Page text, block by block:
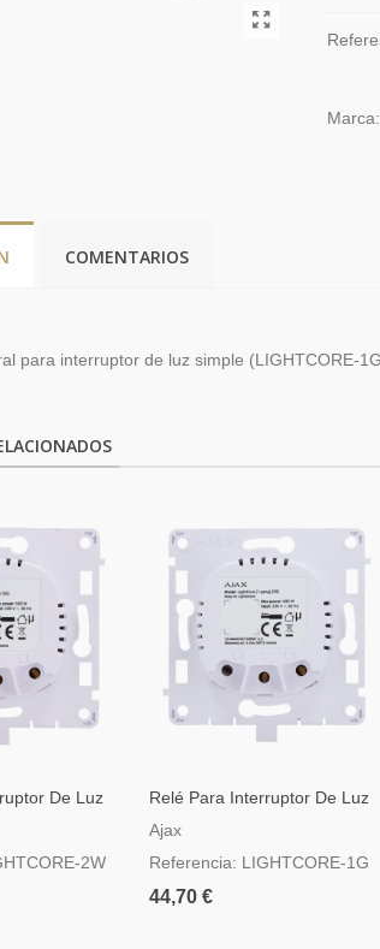
Marca:
COMENTARIOS
para interruptor de luz simple (LIGHTCORE-
De Luz
2W
Relé Para Interruptor De Luz
Inteligente Simple
Ajax
Referencia: LIGHTCORE-1G
44,70 €